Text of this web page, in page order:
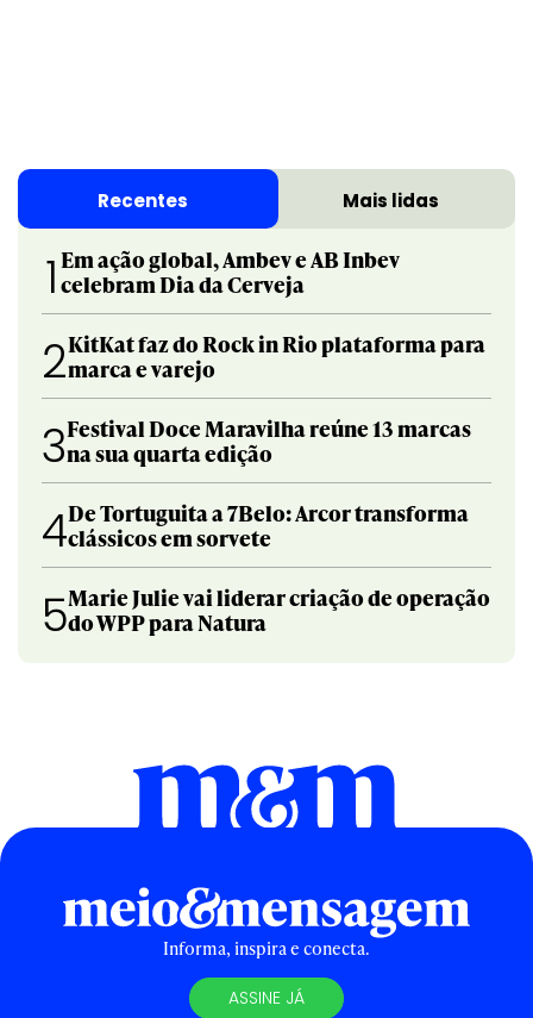
Recentes Mais lidas
1 Em ação global, Ambev e AB Inbev
celebram Dia da Cerveja
2KitKat faz do Rock in Rio plataforma para
marca e varejo
3Festival Doce Maravilha reúne 13 marcas
na sua quarta edição
4De Tortuguita a 7Belo: Arcor transforma
clássicos em sorvete
5Marie Julie vai liderar criação de operação
do WPP para Natura
Informa, inspira e conecta.
ASSINE JÁ